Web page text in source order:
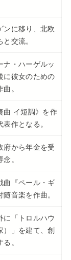
ンに移り、北欧
交流。
ナ・ハーゲルッ
に彼女のための
。
曲 イ短調》を作
作となる。
府から年金を受
。
曲『ペール・ギ
音楽を作曲。
に「トロルハウ
）」を建て、創
。